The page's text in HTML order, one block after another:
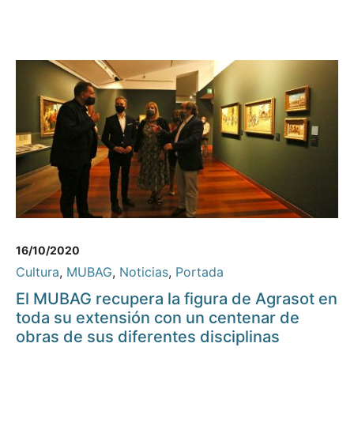
16/10/2020
Cultura, MUBAG, Noticias, Portada
El MUBAG recupera la figura de Agrasot en
toda su extensión con un centenar de
obras de sus diferentes disciplinas